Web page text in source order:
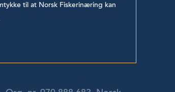
til at Norsk Fiskerinæring kan